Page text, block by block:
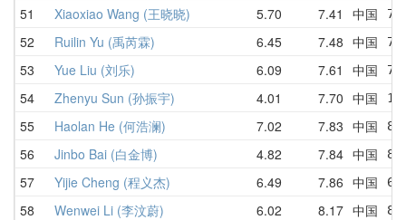
51 Xiaoxiao Wang (王晓晓) 5.70 7.41 中国
52 Ruilin Yu (禹芮霖) 6.45 7.48 中国
53 Yue Liu (刘乐) 6.09 7.61 中国
54 Zhenyu Sun (孙振宇) 4.01 7.70 中国
55 Haolan He (何浩澜) 7.02 7.83 中国
56 Jinbo Bai (白金博) 4.82 7.84 中国
57 Yijie Cheng (程义杰) 6.49 7.86 中国
58 Wenwei Li (李汶蔚) 6.02 8.17 中国